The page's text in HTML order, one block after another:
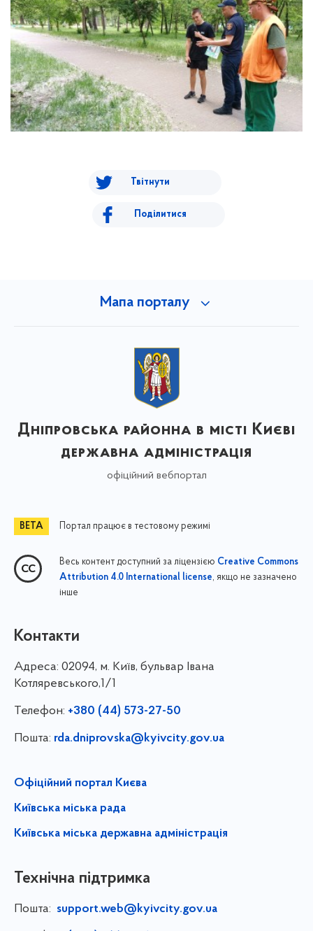
Твітнути
Поділитися
Мапа порталу
Дніпровська районна в місті Києві
державна адміністрація
офіційний вебпортал
Портал працює в тестовому режимі
Весь контент доступний за ліцензією Creative Commons
Attribution 4.0 International license, якщо не зазначено
інше
Контакти
Адреса: 02094, м. Київ, бульвар Івана
Котляревського,1/1
Телефон: +380 (44) 573-27-50
Пошта: rda.dniprovska@kyivcity.gov.ua
Офіційний портал Києва
Київська міська рада
Київська міська державна адміністрація
Технічна підтримка
Пошта: support.web@kyivcity.gov.ua